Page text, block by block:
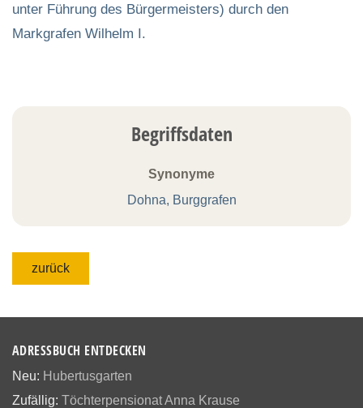
unter Führung des Bürgermeisters) durch den
Markgrafen Wilhelm I.
Begriffsdaten
Synonyme
Dohna, Burggrafen
zurück
ADRESSBUCH ENTDECKEN
Neu: Hubertusgarten
Zufällig: Töchterpensionat Anna Krause